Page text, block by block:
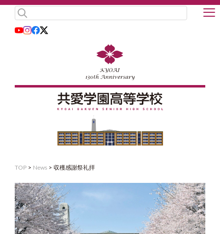
TOP > News > 収穫感謝祭礼拝